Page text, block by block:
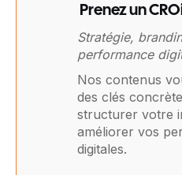
Prenez un
Stratégie,
performance
Nos contenus
des clés
structurer votre
améliorer vos
digitales.